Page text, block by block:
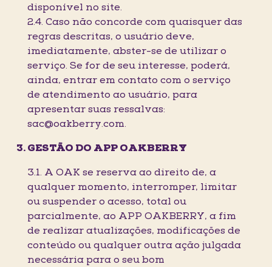
disponível no site.
2.4. Caso não concorde com quaisquer das
regras descritas, o usuário deve,
imediatamente, abster-se de utilizar o
serviço. Se for de seu interesse, poderá,
ainda, entrar em contato com o serviço
de atendimento ao usuário, para
apresentar suas ressalvas:
sac@oakberry.com.
GESTÃO DO APP OAKBERRY
3.1. A OAK se reserva ao direito de, a
qualquer momento, interromper, limitar
ou suspender o acesso, total ou
parcialmente, ao APP OAKBERRY, a fim
de realizar atualizações, modificações de
conteúdo ou qualquer outra ação julgada
necessária para o seu bom